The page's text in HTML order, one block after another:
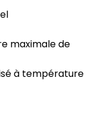
maximale de
à température